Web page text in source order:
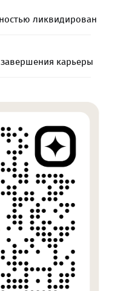
ликвидирован
карьеры